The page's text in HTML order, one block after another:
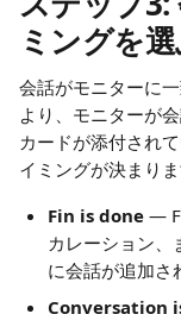
ミングを
会話がモニターに
より、モニターが
カードが添付され
イミングが決まりま
Fin is done —
カレーション、
に会話が追加さ
Conversation